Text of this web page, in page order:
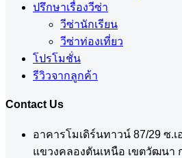
ปรึกษาเรื่องวีซ่า
วีซ่านักเรียน
วีซ่าท่องเที่ยว
โปรโมชั่น
รีวิวจากลูกค้า
Contact Us
อาคารโมเดิร์นทาวน์ 87/29 ซ.
แขวงคลองตันเหนือ เขตวัฒนา